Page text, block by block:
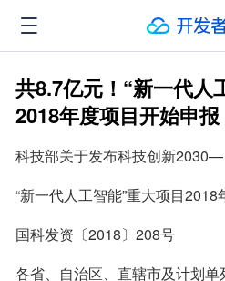
共8.7亿元！“新一代人
2018年度项目开始申报
科技部关于发布科技创新2030—
“新一代人工智能”重大项目
国科发资〔2018〕208号
各省、自治区、直辖市及计划单